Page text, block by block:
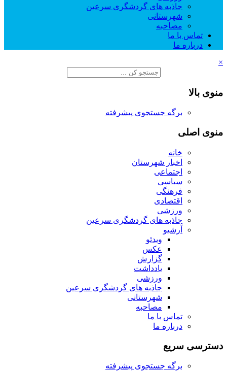
جاذبه های گردشگری سرعین
شهرستانی
مصاحبه
تماس با ما
درباره ما
×
منوی بالا
برگه جستجوی پیشرفته
منوی اصلی
خانه
اخبار شهرستان
اجتماعی
سیاسی
فرهنگی
اقتصادی
ورزشی
جاذبه های گردشگری سرعین
آرشیو
ویدئو
عکس
گزارش
یادداشت
ورزشی
جاذبه های گردشگری سرعین
شهرستانی
مصاحبه
تماس با ما
درباره ما
دسترسی سریع
برگه جستجوی پیشرفته